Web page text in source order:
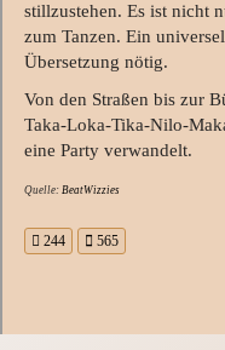
stillzustehen. Es ist nicht
zum Tanzen. Ein
Übersetzung nötig.
Von den Straßen bis zur
Taka-Loka-Tika-Nilo-
eine Party verwandelt.
Quelle: BeatWizzies
244 565